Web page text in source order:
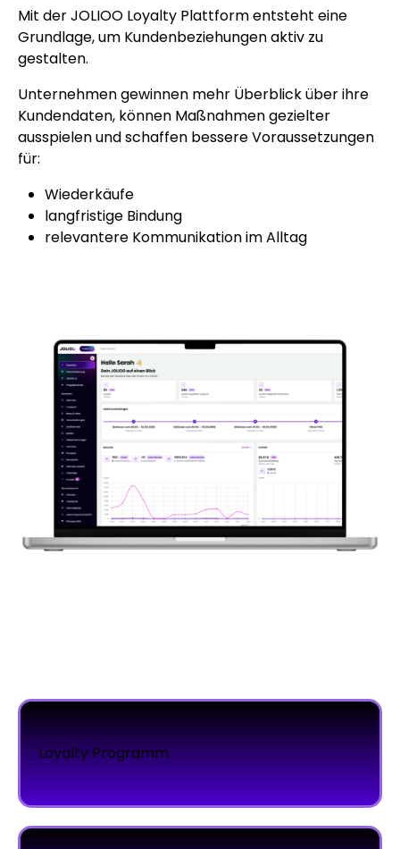
Mit der JOLIOO Loyalty Plattform entsteht eine
Grundlage, um Kundenbeziehungen aktiv zu
gestalten.
Unternehmen gewinnen mehr Überblick über ihre
Kundendaten, können Maßnahmen gezielter
ausspielen und schaffen bessere Voraussetzungen
für:
Wiederkäufe
langfristige Bindung
relevantere Kommunikation im Alltag
Loyalty Programm